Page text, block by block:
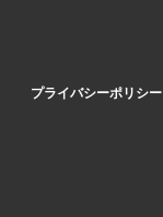
プライバシーポリシー